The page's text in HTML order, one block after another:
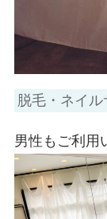
脱毛・ネイル
男性もご利用